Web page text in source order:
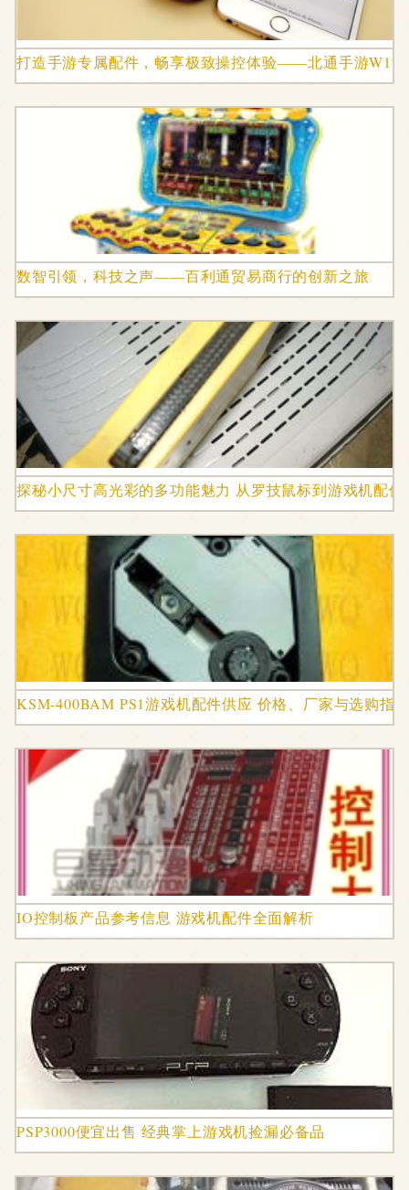
打造手游专属配件，畅享极致操控体验——北通手游W1
数智引领，科技之声——百利通贸易商行的创新之旅
探秘小尺寸高光彩的多功能魅力 从罗技鼠标到游戏机配件
KSM-400BAM PS1游戏机配件供应 价格、厂家与选购指
IO控制板产品参考信息 游戏机配件全面解析
PSP3000便宜出售 经典掌上游戏机捡漏必备品